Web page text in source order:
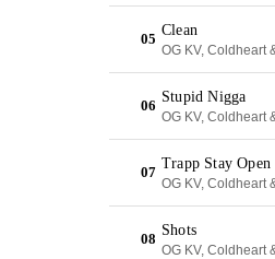
05
Clean
OG KV, Coldheart
06
Stupid Nigga
OG KV, Coldheart
07
Trapp Stay Open
OG KV, Coldheart
08
Shots
OG KV, Coldheart